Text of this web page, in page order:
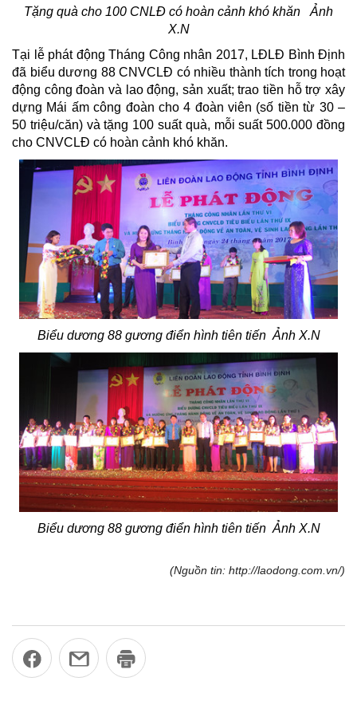
Tặng quà cho 100 CNLĐ có hoàn cảnh khó khăn Ảnh
X.N
Tại lễ phát động Tháng Công nhân 2017, LĐLĐ Bình Định
đã biểu dương 88 CNVCLĐ có nhiều thành tích trong hoạt
động công đoàn và lao động, sản xuất; trao tiền hỗ trợ xây
dựng Mái ấm công đoàn cho 4 đoàn viên (số tiền từ 30 –
50 triệu/căn) và tặng 100 suất quà, mỗi suất 500.000 đồng
cho CNVCLĐ có hoàn cảnh khó khăn.
Biểu dương 88 gương điển hình tiên tiến Ảnh X.N
Biểu dương 88 gương điển hình tiên tiến Ảnh X.N
(Nguồn tin: http://laodong.com.vn/)